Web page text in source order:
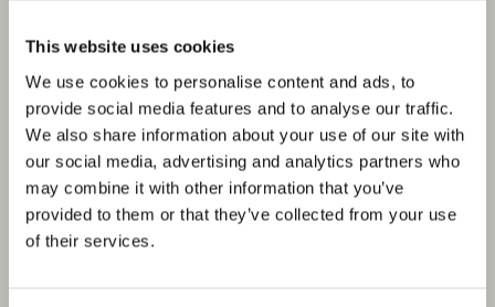
This website uses cookies
We use cookies to personalise content and ads, to
provide social media features and to analyse our traffic.
We also share information about your use of our site with
our social media, advertising and analytics partners who
may combine it with other information that you’ve
provided to them or that they’ve collected from your use
of their services.